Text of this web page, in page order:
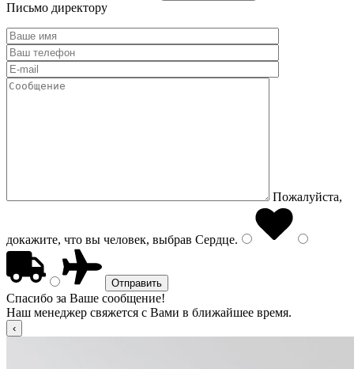
Письмо директору
Пожалуйста,
докажите, что вы человек, выбрав Сердце.
Спасибо за Ваше сообщение!
Наш менеджер свяжется с Вами в ближайшее время.